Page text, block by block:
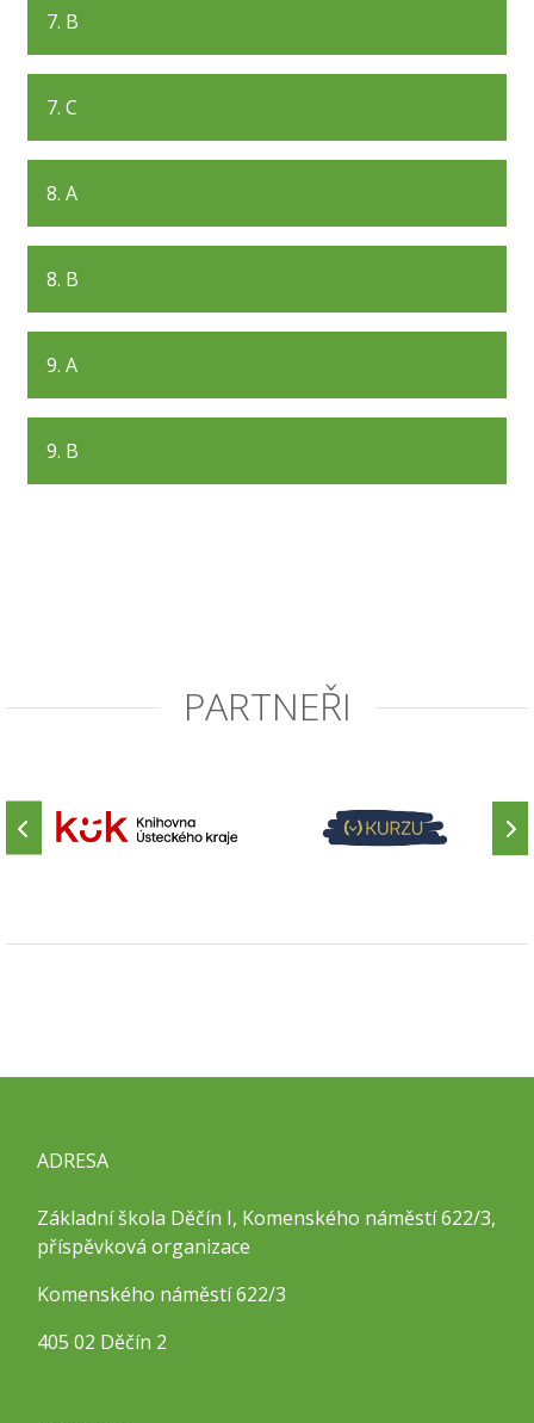
7. B
7. C
8. A
8. B
9. A
9. B
PARTNEŘI
ADRESA
Základní škola Děčín I, Komenského náměstí 622/3,
příspěvková organizace
Komenského náměstí 622/3
405 02 Děčín 2